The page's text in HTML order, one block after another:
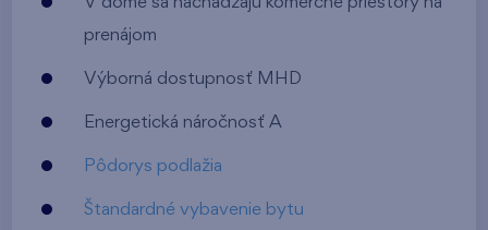
prenájom
Výborná dostupnosť MHD
Energetická náročnosť A
Pôdorys podlažia
Štandardné vybavenie bytu